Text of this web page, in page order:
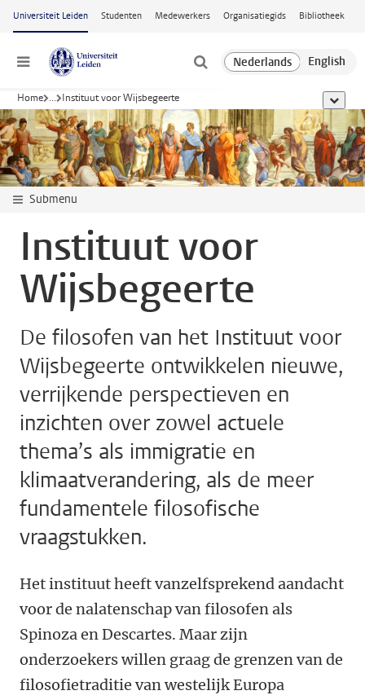
Ga naar hoofdinhoud
Universiteit Leiden Studenten Medewerkers Organisatiegids Bibliotheek
Menu
Home ... Instituut voor Wijsbegeerte toon
Submenu
Instituut voor
Wijsbegeerte
De filosofen van het Instituut voor
Wijsbegeerte ontwikkelen nieuwe,
verrijkende perspectieven en
inzichten over zowel actuele
thema’s als immigratie en
klimaatverandering, als de meer
fundamentele filosofische
vraagstukken.
Het instituut heeft vanzelfsprekend aandacht
voor de nalatenschap van filosofen als
Spinoza en Descartes. Maar zijn
onderzoekers willen graag de grenzen van de
filosofietraditie van westelijk Europa